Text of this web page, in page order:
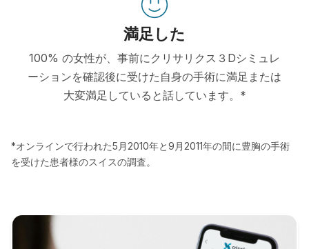
満足した
100% の女性が、事前にクリサリクス３Dシミュレ
ーションを確認後に受けた自身の手術に満足または
大変満足していると話しています。*
*オンラインで行われた5月2010年と9月2011年の間に豊胸の手術
を受けた患者様のスイスの調査。